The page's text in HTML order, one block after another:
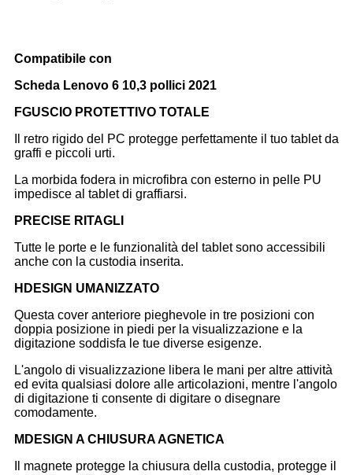
Compatibile con
Scheda Lenovo 6 10,3 pollici 2021
FGUSCIO PROTETTIVO TOTALE
Il retro rigido del PC protegge perfettamente il tuo tablet da
graffi e piccoli urti.
La morbida fodera in microfibra con esterno in pelle PU
impedisce al tablet di graffiarsi.
P RECISE RITAGLI
Tutte le porte e le funzionalità del tablet sono accessibili
anche con la custodia inserita.
H DESIGN UMANIZZATO
Questa cover anteriore pieghevole in tre posizioni con
doppia posizione in piedi per la visualizzazione e la
digitazione soddisfa le tue diverse esigenze.
L'angolo di visualizzazione libera le mani per altre attività
ed evita qualsiasi dolore alle articolazioni, mentre l'angolo
di digitazione ti consente di digitare o disegnare
comodamente.
M DESIGN A CHIUSURA AGNETICA
Il magnete protegge la chiusura della custodia, protegge il